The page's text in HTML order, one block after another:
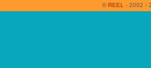
© REEL - 2002 -